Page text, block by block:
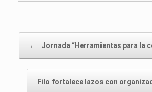
← Jornada “Herramientas para la
Filo fortalece lazos con